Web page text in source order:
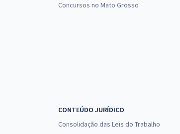
Concursos no Mato Grosso
CONTEÚDO JURÍDICO
Consolidação das Leis do Trabalho